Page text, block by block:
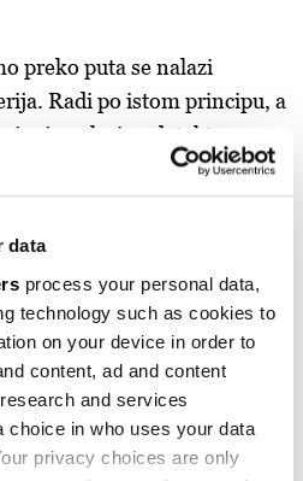
data
process your personal data,
technology such as cookies to
on your device in order to
content, ad and content
and services
choice in who uses your data
privacy choices are only
preko puta se nalazi
Radi po istom principu, a
nalazi se detektor
najčešće stižu ulja iz
ostaci iz industrije
i medicinski otpad.
buradima, ne
idu na spaljivanje.
standarde životne